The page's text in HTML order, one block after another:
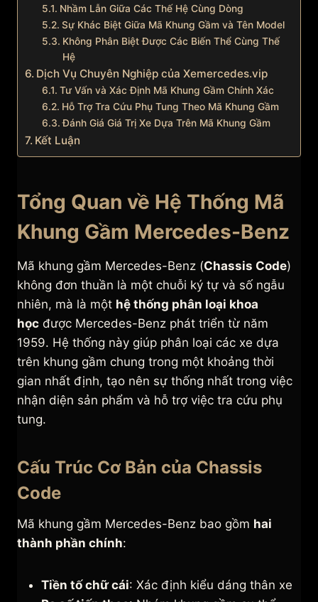
Nhầm Lẫn Giữa Các Thế Hệ Cùng Dòng
Sự Khác Biệt Giữa Mã Khung Gầm và Tên Model
Không Phân Biệt Được Các Biến Thể Cùng Thế
Hệ
Dịch Vụ Chuyên Nghiệp của Xemercedes.vip
Tư Vấn và Xác Định Mã Khung Gầm Chính Xác
Hỗ Trợ Tra Cứu Phụ Tung Theo Mã Khung Gầm
Đánh Giá Giá Trị Xe Dựa Trên Mã Khung Gầm
Kết Luận
Tổng Quan về Hệ Thống Mã
Khung Gầm Mercedes-Benz
Mã khung gầm Mercedes-Benz (Chassis Code)
không đơn thuần là một chuỗi ký tự và số ngẫu
nhiên, mà là một hệ thống phân loại khoa
học được Mercedes-Benz phát triển từ năm
1959. Hệ thống này giúp phân loại các xe dựa
trên khung gầm chung trong một khoảng thời
gian nhất định, tạo nên sự thống nhất trong việc
nhận diện sản phẩm và hỗ trợ việc tra cứu phụ
tung.
Cấu Trúc Cơ Bản của Chassis
Code
Mã khung gầm Mercedes-Benz bao gồm hai
thành phần chính:
Tiền tố chữ cái: Xác định kiểu dáng thân xe